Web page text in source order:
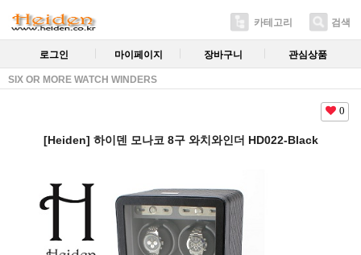
카테고리 검색
로그인 마이페이지 장바구니 관심상품
SIX OR MORE WATCH WINDERS
0
[Heiden] 하이덴 모나코 8구 와치와인더 HD022-Black